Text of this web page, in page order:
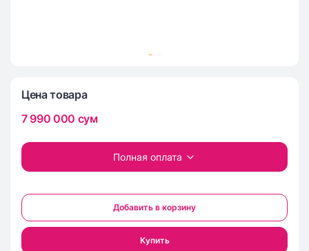
Цена товара
7 990 000 сум
Полная оплата
Добавить в корзину
Купить